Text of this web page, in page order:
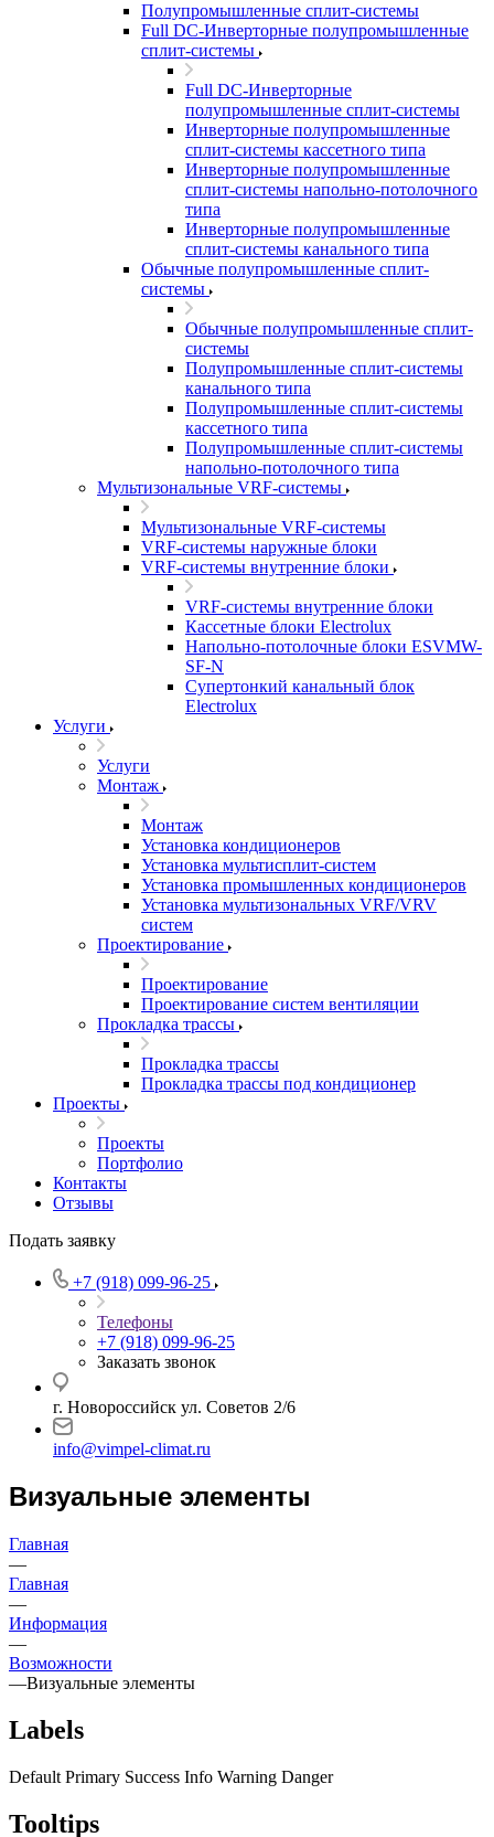
Полупромышленные сплит-системы
Full DC-Инверторные полупромышленные
сплит-системы
Full DC-Инверторные
полупромышленные сплит-системы
Инверторные полупромышленные
сплит-системы кассетного типа
Инверторные полупромышленные
сплит-системы напольно-потолочного
типа
Инверторные полупромышленные
сплит-системы канального типа
Обычные полупромышленные сплит-
системы
Обычные полупромышленные сплит-
системы
Полупромышленные сплит-системы
канального типа
Полупромышленные сплит-системы
кассетного типа
Полупромышленные сплит-системы
напольно-потолочного типа
Мультизональные VRF-системы
Мультизональные VRF-системы
VRF-системы наружные блоки
VRF-системы внутренние блоки
VRF-системы внутренние блоки
Кассетные блоки Electrolux
Напольно-потолочные блоки ESVMW-
SF-N
Супертонкий канальный блок
Electrolux
Услуги
Услуги
Монтаж
Монтаж
Установка кондиционеров
Установка мультисплит-систем
Установка промышленных кондиционеров
Установка мультизональных VRF/VRV
систем
Проектирование
Проектирование
Проектирование систем вентиляции
Прокладка трассы
Прокладка трассы
Прокладка трассы под кондиционер
Проекты
Проекты
Портфолио
Контакты
Отзывы
Подать заявку
+7 (918) 099-96-25
Телефоны
+7 (918) 099-96-25
Заказать звонок
г. Новороссийск ул. Советов 2/6
info@vimpel-climat.ru
Визуальные элементы
Главная
—
Главная
—
Информация
—
Возможности
—Визуальные элементы
Labels
Default Primary Success Info Warning Danger
Tooltips